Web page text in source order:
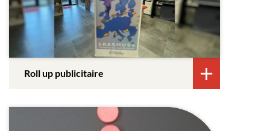
Roll up publicitaire